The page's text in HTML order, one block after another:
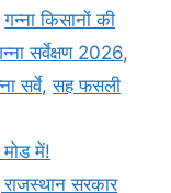
गन्ना किसानों की
सर्वेक्षण 2026,
सर्वे,सह फसली
में!
सरकार